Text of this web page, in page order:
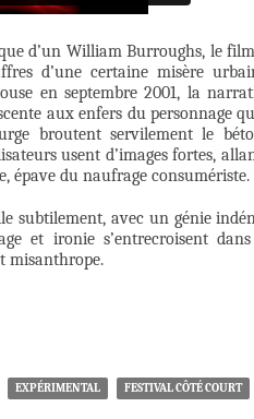
d’un William Burroughs, le
d’une certaine misère
en septembre 2001, la
aux enfers du personnage
broutent servilement le
usent d’images fortes,
épave du naufrage consumériste.
avec un génie
et ironie s’entrecroisent
misanthrope.
EXPÉRIMENTAL FESTIVAL CÔTÉ COURT